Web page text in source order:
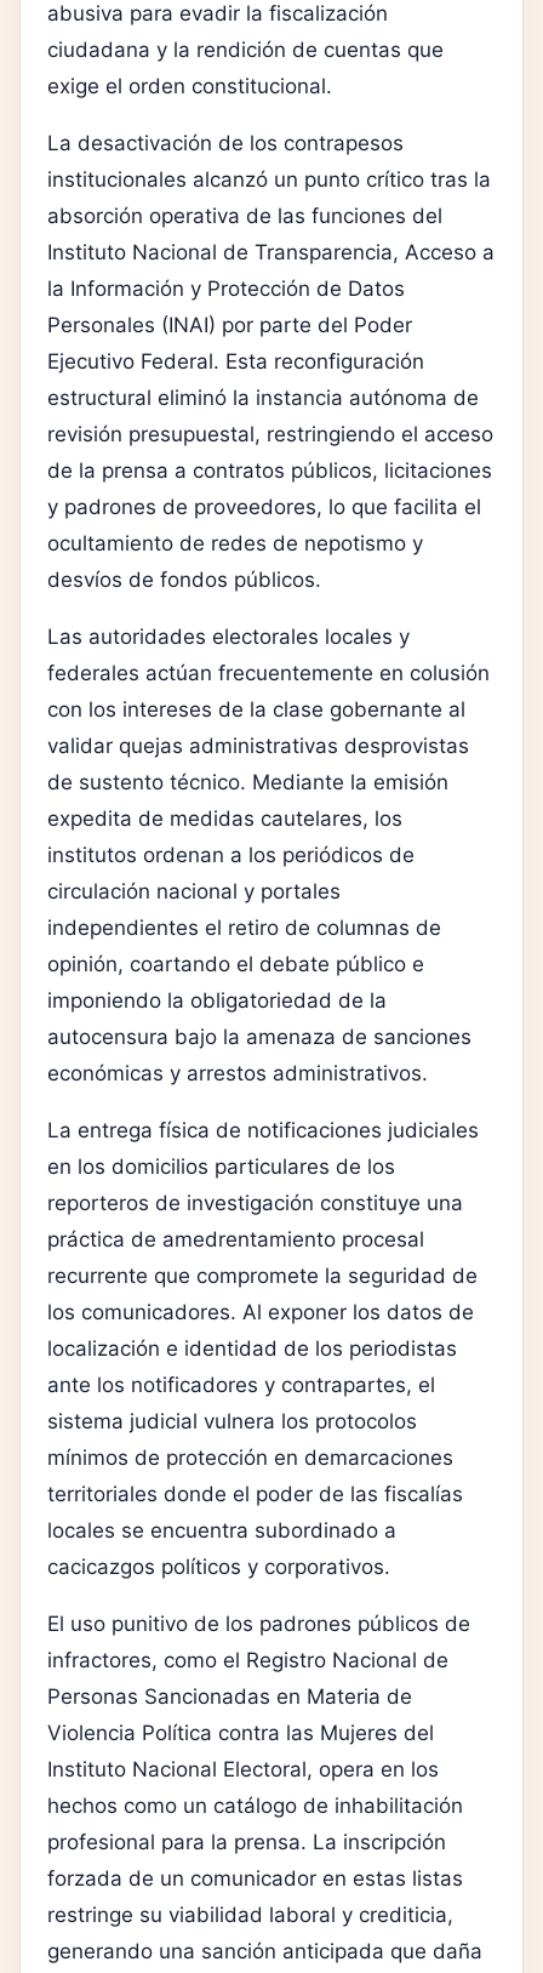
abusiva para evadir la fiscalización
ciudadana y la rendición de cuentas que
exige el orden constitucional.
La desactivación de los contrapesos
institucionales alcanzó un punto crítico tras la
absorción operativa de las funciones del
Instituto Nacional de Transparencia, Acceso a
la Información y Protección de Datos
Personales (INAI) por parte del Poder
Ejecutivo Federal. Esta reconfiguración
estructural eliminó la instancia autónoma de
revisión presupuestal, restringiendo el acceso
de la prensa a contratos públicos, licitaciones
y padrones de proveedores, lo que facilita el
ocultamiento de redes de nepotismo y
desvíos de fondos públicos.
Las autoridades electorales locales y
federales actúan frecuentemente en colusión
con los intereses de la clase gobernante al
validar quejas administrativas desprovistas
de sustento técnico. Mediante la emisión
expedita de medidas cautelares, los
institutos ordenan a los periódicos de
circulación nacional y portales
independientes el retiro de columnas de
opinión, coartando el debate público e
imponiendo la obligatoriedad de la
autocensura bajo la amenaza de sanciones
económicas y arrestos administrativos.
La entrega física de notificaciones judiciales
en los domicilios particulares de los
reporteros de investigación constituye una
práctica de amedrentamiento procesal
recurrente que compromete la seguridad de
los comunicadores. Al exponer los datos de
localización e identidad de los periodistas
ante los notificadores y contrapartes, el
sistema judicial vulnera los protocolos
mínimos de protección en demarcaciones
territoriales donde el poder de las fiscalías
locales se encuentra subordinado a
cacicazgos políticos y corporativos.
El uso punitivo de los padrones públicos de
infractores, como el Registro Nacional de
Personas Sancionadas en Materia de
Violencia Política contra las Mujeres del
Instituto Nacional Electoral, opera en los
hechos como un catálogo de inhabilitación
profesional para la prensa. La inscripción
forzada de un comunicador en estas listas
restringe su viabilidad laboral y crediticia,
generando una sanción anticipada que daña